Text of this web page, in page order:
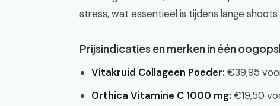
stress, wat essentieel is tijdens lange shoots
Prijsindicaties en merken in één
Vitakruid Collageen Poeder: €39,95
Orthica Vitamine C 1000 mg: €19,50